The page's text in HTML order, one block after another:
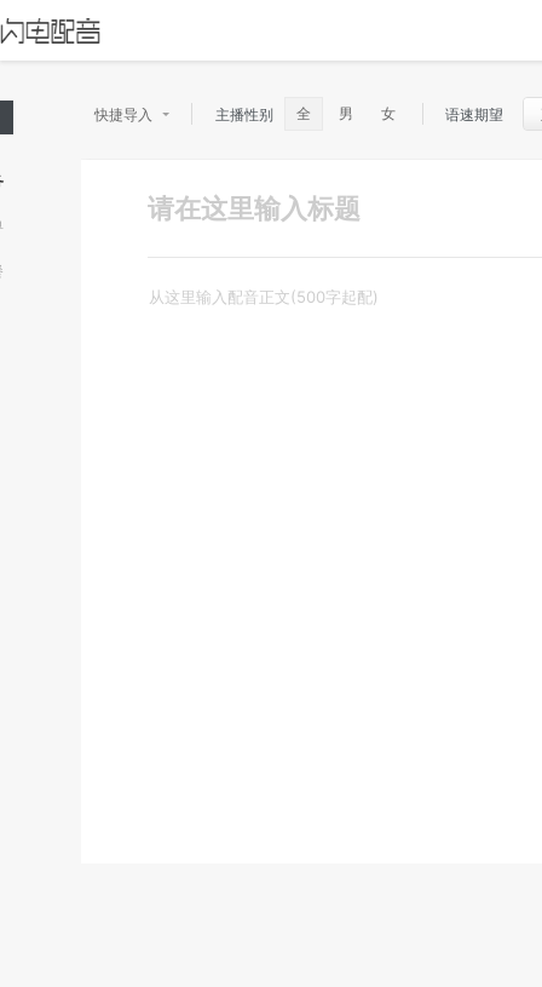
快捷导入 主播性别 全 男 女 语速期望